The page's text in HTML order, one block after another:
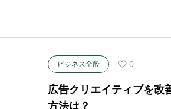
ビジネス全般 0
広告クリエイティブを改
方法は？